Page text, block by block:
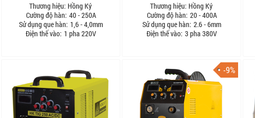
Thương hiệu: Hồng Ký
Cường độ hàn: 40 - 250A
Sử dụng que hàn: 1,6 - 4,0mm
Điện thế vào: 1 pha 220V
Thương hiệu: Hồng Ký
Cường độ hàn: 20 - 400A
Sử dụng que hàn: 2.6 - 6mm
Điện thế vào: 3 pha 380V
-9%